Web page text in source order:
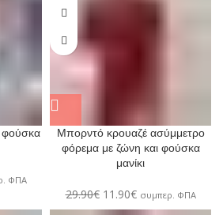
ΦΠΑ
Μπορντό κρουαζέ ασύμμετρο
φόρεμα με ζώνη και φούσκα
μανίκι
29.90€ 11.90€ συμπερ. ΦΠΑ